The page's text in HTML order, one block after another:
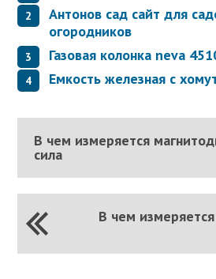
Антонов сад сайт для
огородников
Газовая колонка neva
Емкость железная с
В чем измеряется
сила
В чем